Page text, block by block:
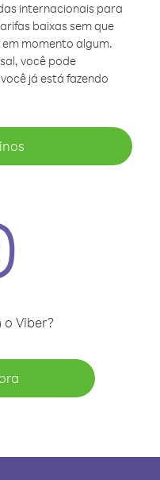
internacionais para
baixas sem que
momento algum.
você pode
já está fazendo
Viber?